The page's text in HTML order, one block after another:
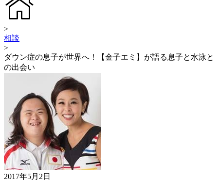
>
相談
>
ダウン症の息子が世界へ！【金子エミ】が語る息子と水泳と
の出会い
2017年5月2日